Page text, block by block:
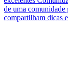
de uma comunidade
compartilham dicas